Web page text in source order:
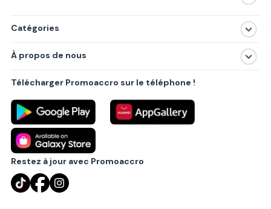
Catégories
Produits
Villes principales
À propos de nous
Politique de confidentialité
Règlements
Partenariat B2B
Blog
Contact
Télécharger Promoaccro sur le téléphone !
Restez à jour avec Promoaccro